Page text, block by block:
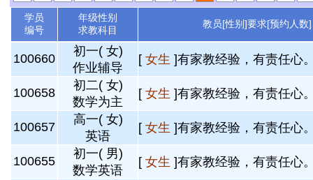
学员
编号
年级性别
求教科目
教员[性别]要求[预约人数]
100660
初一( 女)
作业辅导
[ 女生 ]有家教经验，有责任心
100658
初二( 女)
数学为主
[ 女生 ]有家教经验，有责任心
100657
高一( 女)
英语
[ 女生 ]有家教经验，有责任心
100655
初一( 男)
数学英语
[ 女生 ]有家教经验，有责任心